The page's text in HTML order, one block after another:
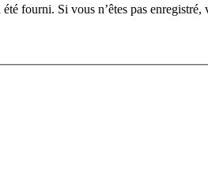
Pour participer à ce forum, vous devez vous enregistrer au préalable. Merci d’indiquer ci-dessous l’identifiant personnel